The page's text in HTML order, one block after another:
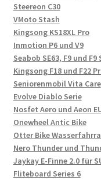
Steereon C30
VMoto Stash
Kingsong KS18XL Pro
Inmotion P6 und V9
Seabob SE63, F9 und F9
Kingsong F18 und F22
Seniorenmobil Vita Care
Evolve Diablo Serie
Nosfet Aero und Aeon
Onewheel Antic Bike
Otter Bike
Nero Thunder und
Jaykay E-Finne 2.0 für
Fliteboard Series 6